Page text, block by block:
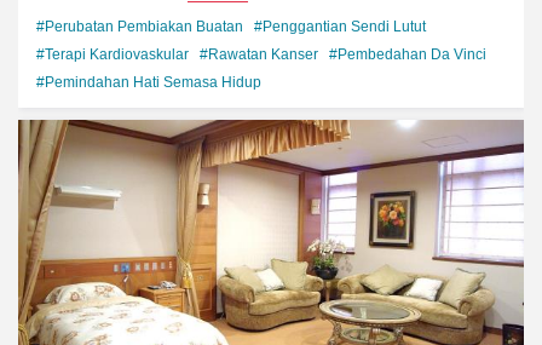
#Perubatan Pembiakan Buatan
#Penggantian Sendi Lutut
#Terapi Kardiovaskular
#Rawatan Kanser
#Pembedahan Da Vinci
#Pemindahan Hati Semasa Hidup